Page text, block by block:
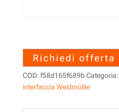
Richiedi offerta
COD: f58d165f689b Categoria:
interfaccia Weidmüller